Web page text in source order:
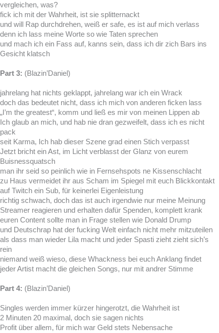
vergleichen, was?
fick ich mit der Wahrheit, ist sie splitternackt
und will Rap durchdrehen, weiß er safe, es ist auf mich verlass
denn ich lass meine Worte so wie Taten sprechen
und mach ich ein Fass auf, kanns sein, dass ich dir zich Bars ins
Gesicht klatsch
Part 3: (Blazin’Daniel)
jahrelang hat nichts geklappt, jahrelang war ich ein Wrack
doch das bedeutet nicht, dass ich mich von anderen ficken lass
„I’m the greatest“, komm und ließ es mir von meinen Lippen ab
Ich glaub an mich, und hab nie dran gezweifelt, dass ich es nicht
pack
seit Karma, Ich hab dieser Szene grad einen Stich verpasst
Jetzt bricht ein Ast, im Licht verblasst der Glanz von eurem
Buisnessquatsch
man ihr seid so peinlich wie in Fernsehspots ne Kissenschlacht
zu Haus vermeidet ihr aus Scham im Spiegel mit euch Blickkontakt
auf Twitch ein Sub, für keinerlei Eigenleistung
richtig schwach, doch das ist auch irgendwie nur meine Meinung
Streamer reagieren und erhalten dafür Spenden, komplett krank
euren Content sollte man in Frage stellen wie Donald Drump
und Deutschrap hat der fucking Welt einfach nicht mehr mitzuteilen
als dass man wieder Lila macht und jeder Spasti zieht zieht sich’s
rein
niemand weiß wieso, diese Whackness bei euch Anklang findet
jeder Artist macht die gleichen Songs, nur mit andrer Stimme
Part 4: (Blazin’Daniel)
Singles werden immer kürzer hingerotzt, die Wahrheit ist
2 Minuten 20 maximal, doch sie sagen nichts
Profit über allem, für mich war Geld stets Nebensache